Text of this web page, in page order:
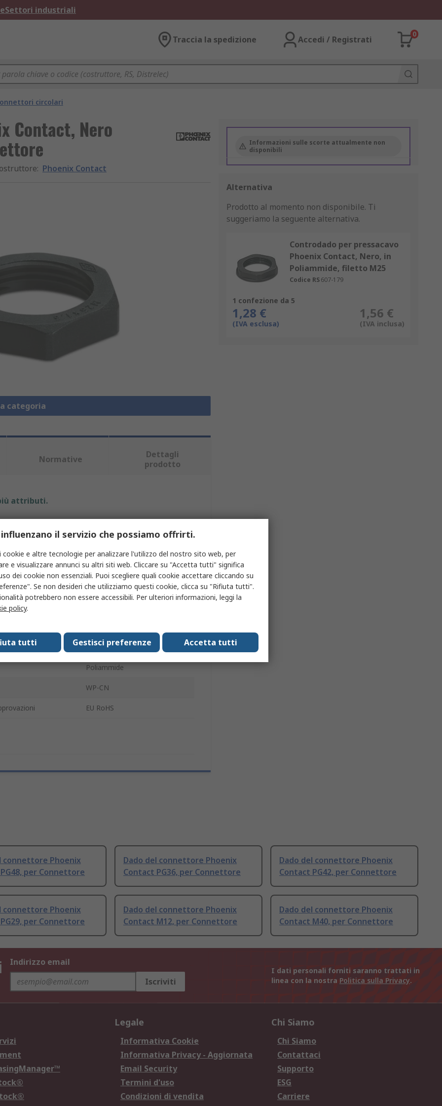
Settori industriali
Traccia la spedizione Accedi / Registrati
0
circolari
Contact, Nero
: Phoenix Contact
categoria
Informazioni sulle scorte attualmente non
disponibili
Alternativa
Prodotto al momento non disponibile. Ti
suggeriamo la seguente alternativa.
Controdado per pressacavo
Phoenix Contact, Nero, in
Poliammide, filetto M25
Codice RS607-179
1 confezione da 5
1,28 €
(IVA esclusa)
1,56 €
(IVA inclusa)
Normative
Dettagli
prodotto
attributi.
Dado del connettore
guscio M25
Nero
Poliammide
WP-CN
EU RoHS
connettore Phoenix
per Connettore
Dado del connettore Phoenix
Contact PG36, per Connettore
Dado del connettore Phoenix
Contact PG42, per Connettore
connettore Phoenix
per Connettore
Dado del connettore Phoenix
Contact M12, per Connettore
Dado del connettore Phoenix
Contact M40, per Connettore
Indirizzo email
Iscriviti
I dati personali forniti saranno trattati in
linea con la nostra Politica sulla Privacy.
Legale
Informativa Cookie
Informativa Privacy - Aggiornata
Email Security
Termini d'uso
Condizioni di vendita
Chi Siamo
Chi Siamo
Contattaci
Supporto
ESG
Carriere
il servizio che possiamo offrirti.
cookie e altre tecnologie per analizzare l'utilizzo del nostro sito web, per
e visualizzare annunci su altri siti web. Cliccare su "Accetta tutti" significa
dei cookie non essenziali. Puoi scegliere quali cookie accettare cliccando su
Se non desideri che utilizziamo questi cookie, clicca su "Rifiuta tutti".
potrebbero non essere accessibili. Per ulteriori informazioni, leggi la
policy.
Accetta tutti
Gestisci preferenze
tutti